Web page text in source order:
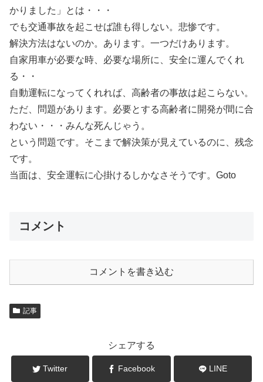
かりました」とは・・・
でも交通事故を起こせば誰も得しない。悲惨です。
解決方法はないのか。あります。一つだけあります。
自家用車が必要な時、必要な場所に、安全に運んでくれ
る・・
自動運転になってくれれば、高齢者の事故は起こらない。
ただ、問題があります。必要とする高齢者に開発が間に合
わない・・・みんな死んじゃう。
という問題です。そこまで解決策が見えているのに、残念
です。
当面は、安全運転に心掛けるしかなさそうです。Goto
コメント
コメントを書き込む
記事
シェアする
Twitter Facebook LINE